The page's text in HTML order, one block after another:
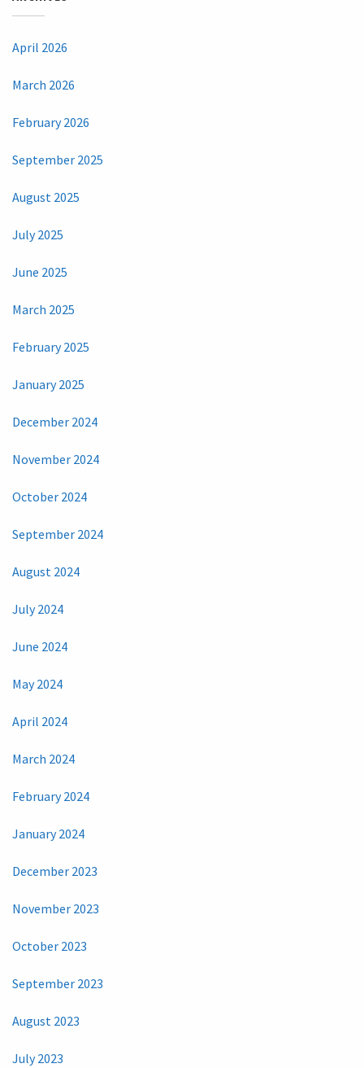
April 2026
March 2026
February 2026
September 2025
August 2025
July 2025
June 2025
March 2025
February 2025
January 2025
December 2024
November 2024
October 2024
September 2024
August 2024
July 2024
June 2024
May 2024
April 2024
March 2024
February 2024
January 2024
December 2023
November 2023
October 2023
September 2023
August 2023
July 2023